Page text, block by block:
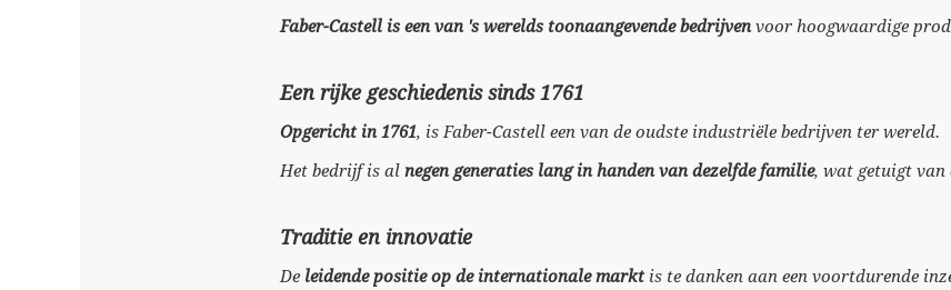
Faber-Castell is een van 's werelds toonaangevende bedrijvenvoor hoogwaardige
Een rijke geschiedenis sinds 1761
Opgericht in 1761, is Faber-Castell een van de oudste industriële bedrijven ter wereld.
Het bedrijf is al negen generaties lang in handen van dezelfde familie, wat getuigt
Traditie en innovatie
De leidende positie op de internationale marktis te danken aan een voortdurende